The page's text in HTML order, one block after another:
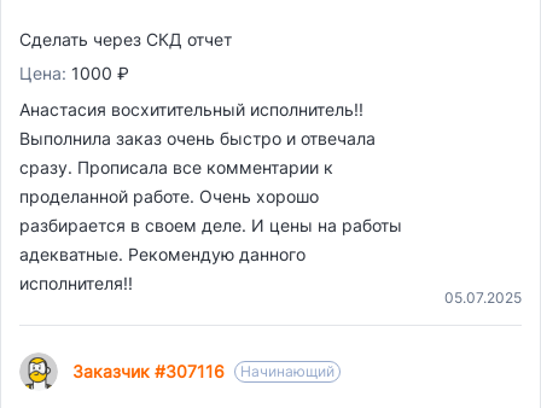
05.07.2025
Сделать через СКД отчет
Цена: 1000 ₽
Анастасия восхитительный исполнитель!!
Выполнила заказ очень быстро и отвечала
сразу. Прописала все комментарии к
проделанной работе. Очень хорошо
разбирается в своем деле. И цены на работы
адекватные. Рекомендую данного
исполнителя!!
Заказчик #307116 Начинающий